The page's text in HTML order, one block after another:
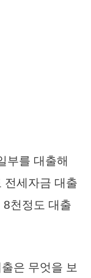
부를 대출해
전세자금 대출
천정도 대출
은 무엇을 보